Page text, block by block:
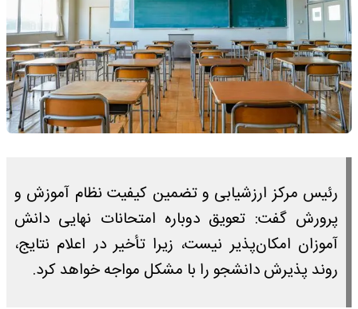
رئیس مرکز ارزشیابی و تضمین کیفیت نظام آموزش و
پرورش گفت: تعویق دوباره امتحانات نهایی دانش
آموزان امکان‌پذیر نیست، زیرا تأخیر در اعلام نتایج،
روند پذیرش دانشجو را با مشکل مواجه خواهد کرد.